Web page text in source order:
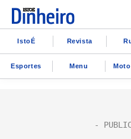
IstoÉ Revista
Esportes Menu